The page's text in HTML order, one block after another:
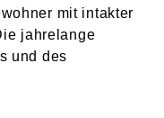
mit intakter
jahrelange
und des